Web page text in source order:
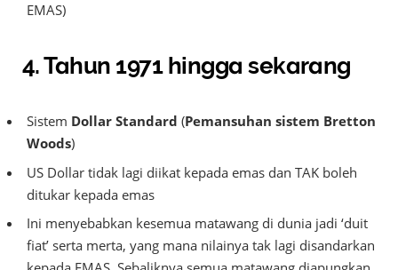
EMAS)
4.Tahun 1971 hingga sekarang
Sistem Dollar Standard (Pemansuhan sistem Bretton
Woods)
US Dollar tidak lagi diikat kepada emas dan TAK boleh
ditukar kepada emas
Ini menyebabkan kesemua matawang di dunia jadi ‘duit
fiat’ serta merta, yang mana nilainya tak lagi disandarkan